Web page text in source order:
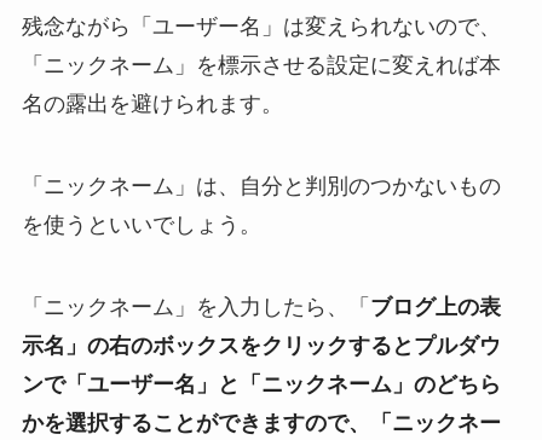
残念ながら「ユーザー名」は変えられないので、
「ニックネーム」を標示させる設定に変えれば本
名の露出を避けられます。
「ニックネーム」は、自分と判別のつかないもの
を使うといいでしょう。
「ニックネーム」を入力したら、「 ブログ上の表
示名」の右のボックスをクリックするとプルダウ
ンで「ユーザー名」と「ニックネーム」のどちら
かを選択することができますので、「ニックネー